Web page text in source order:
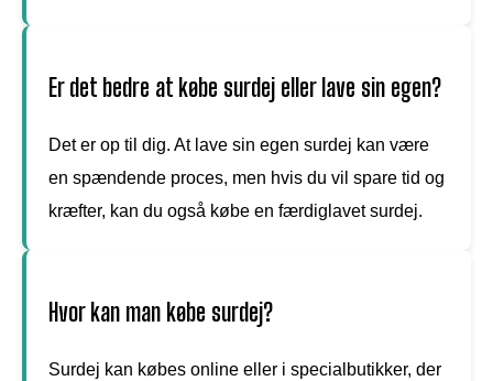
Er det bedre at købe surdej eller lave sin egen?
Det er op til dig. At lave sin egen surdej kan være
en spændende proces, men hvis du vil spare tid og
kræfter, kan du også købe en færdiglavet surdej.
Hvor kan man købe surdej?
Surdej kan købes online eller i specialbutikker, der